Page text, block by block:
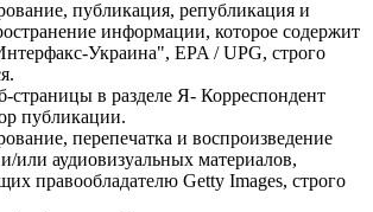
публикация, републикация и
информации, которое содержит
Украина", EPA / UPG, строго
страницы в разделе Я- Корреспондент
публикации.
перепечатка и воспроизведение
или аудиовизуальных материалов,
правообладателю Getty Images, строго